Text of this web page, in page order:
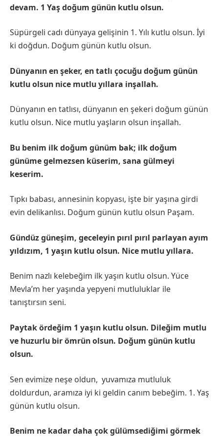
devam. 1 Yaş doğum günün kutlu olsun.
Süpürgeli cadı dünyaya gelişinin 1. Yılı kutlu olsun. İyi
ki doğdun. Doğum günün kutlu olsun.
Dünyanın en şeker, en tatlı çocuğu doğum günün
kutlu olsun nice mutlu yıllara inşallah.
Dünyanın en tatlısı, dünyanın en şekeri doğum günün
kutlu olsun. Nice mutlu yaşların olsun inşallah.
Bu benim ilk doğum günüm bak; ilk doğum
günüme gelmezsen küserim, sana gülmeyi
keserim.
Tıpkı babası, annesinin kopyası, işte bir yaşına girdi
evin delikanlısı. Doğum günün kutlu olsun Paşam.
Gündüz güneşim, geceleyin pırıl pırıl parlayan ayım
yıldızım, 1 yaşın kutlu olsun. Nice mutlu yıllara.
Benim nazlı kelebeğim ilk yaşın kutlu olsun. Yüce
Mevla’m her yaşında yepyeni mutluluklar ile
tanıştırsın seni.
Paytak ördeğim 1 yaşın kutlu olsun. Dileğim mutlu
ve huzurlu bir ömrün olsun. Doğum günün kutlu
olsun.
Sen evimize neşe oldun, yuvamıza mutluluk
doldurdun, aramıza iyi ki geldin canım bebeğim. 1. Yaş
günün kutlu olsun.
Benim ne kadar daha çok gülümsediğimi görmek